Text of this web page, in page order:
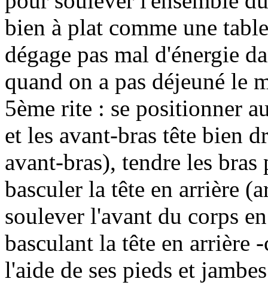
bien à plat comme une
dégage pas mal d'énergie
quand on a pas déjeuné le
5ème rite : se positionner
et les avant-bras tête bien
avant-bras), tendre les
basculer la tête en arrière
soulever l'avant du corps
basculant la tête en arrière
l'aide de ses pieds et